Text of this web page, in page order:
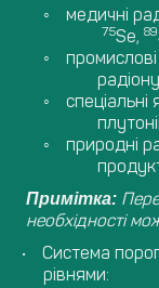
медичні
75Se, 89
промислові
спеціальні
природні
Примітка:
необхідності
Система
рівнями: